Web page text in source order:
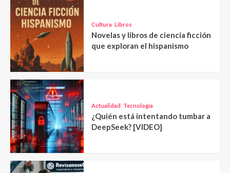
Cultura Libros
Novelas y libros de ciencia ficción
que exploran el hispanismo
Actualidad Tecnología
¿Quién está intentando tumbar a
DeepSeek? [VIDEO]